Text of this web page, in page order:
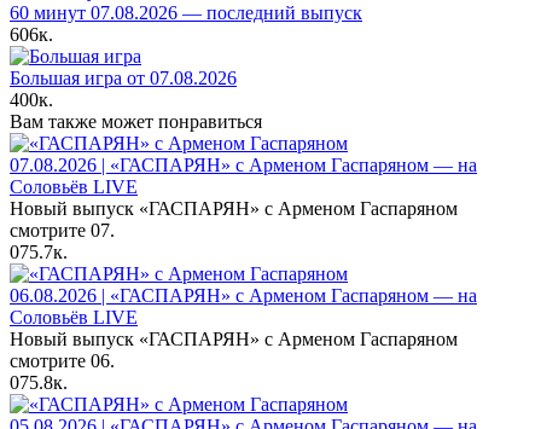
60 минут 07.08.2026 — последний выпуск
606к.
Большая игра от 07.08.2026
400к.
Вам также может понравиться
07.08.2026 | «ГАСПАРЯН» с Арменом Гаспаряном — на
Соловьёв LIVE
Новый выпуск «ГАСПАРЯН» с Арменом Гаспаряном
смотрите 07.
075.7к.
06.08.2026 | «ГАСПАРЯН» с Арменом Гаспаряном — на
Соловьёв LIVE
Новый выпуск «ГАСПАРЯН» с Арменом Гаспаряном
смотрите 06.
075.8к.